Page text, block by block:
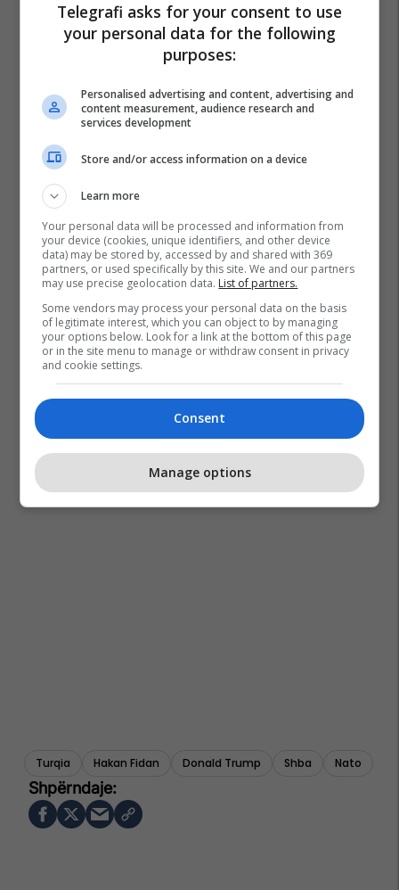
Turqia Hakan Fidan Donald Trump Shba Nato
Telegrafi asks for your consent to use
your personal data for the following
purposes:
Personalised advertising and content, advertising and
content measurement, audience research and
services development
Store and/or access information on a device
Learn more
Your personal data will be processed and information from
your device (cookies, unique identifiers, and other device
data) may be stored by, accessed by and shared with 369
partners, or used specifically by this site. We and our partners
may use precise geolocation data. List of partners.
Some vendors may process your personal data on the basis
of legitimate interest, which you can object to by managing
your options below. Look for a link at the bottom of this page
or in the site menu to manage or withdraw consent in privacy
and cookie settings.
Consent
Manage options